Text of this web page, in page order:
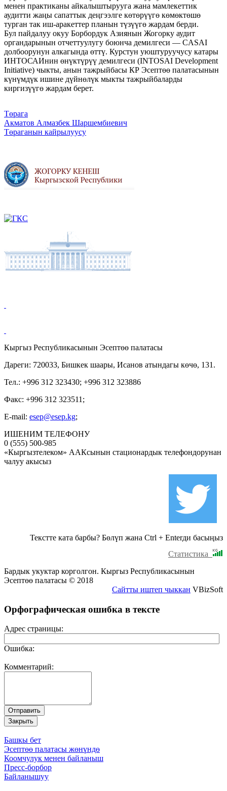
менен практиканы айкалыштырууга жана мамлекеттик
аудитти жаңы сапаттык деңгээлге көтөрүүгө көмөктөшө
турган так иш-аракеттер планын түзүүгө жардам берди.
Бул пайдалуу окуу Борбордук Азиянын Жогорку аудит
органдарынын отчеттуулугу боюнча демилгеси — CASAI
долбоорунун алкагында өттү. Курстун уюштуруучусу катары
ИНТОСАИнин өнүктүрүү демилгеси (INTOSAI Development
Initiative) чыкты, анын тажрыйбасы КР Эсептөө палатасынын
күнүмдүк ишине дүйнөлүк мыкты тажрыйбаларды
киргизүүгө жардам берет.
Төрага
Акматов Алмазбек Шаршембиевич
Төраганын кайрылуусу
Кыргыз Республикасынын Эсептөө палатасы
Дареги: 720033, Бишкек шаары, Исанов атындагы көчө, 131.
Тел.: +996 312 323430; +996 312 323886
Факс: +996 312 323511;
E-mail: esep@esep.kg;
ИШЕНИМ ТЕЛЕФОНУ
0 (555) 500-985
«Кыргызтелеком» ААКсынын стационардык телефондорунан
чалуу акысыз
Текстте ката барбы? Бөлүп жана Ctrl + Enterди басыңыз
Статистика
Бардык укуктар корголгон. Кыргыз Республикасынын
Эсептөө палатасы © 2018
Сайтты иштеп чыккан VBizSoft
Орфографическая ошибка в тексте
Адрес страницы:
Ошибка:
Комментарий:
Башкы бет
Эсептөө палатасы жөнүндө
Коомчулук менен байланыш
Пресс-борбор
Байланышуу